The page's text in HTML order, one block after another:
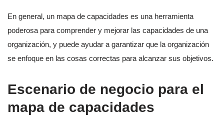
En general, un mapa de capacidades es una herramienta
poderosa para comprender y mejorar las capacidades de una
organización, y puede ayudar a garantizar que la organización
se enfoque en las cosas correctas para alcanzar sus objetivos.
Escenario de negocio para el
mapa de capacidades